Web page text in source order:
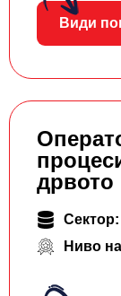
Види
дрвото
Сектор:
Ниво